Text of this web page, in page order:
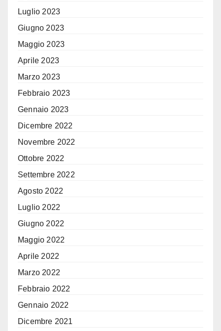
Luglio 2023
Giugno 2023
Maggio 2023
Aprile 2023
Marzo 2023
Febbraio 2023
Gennaio 2023
Dicembre 2022
Novembre 2022
Ottobre 2022
Settembre 2022
Agosto 2022
Luglio 2022
Giugno 2022
Maggio 2022
Aprile 2022
Marzo 2022
Febbraio 2022
Gennaio 2022
Dicembre 2021